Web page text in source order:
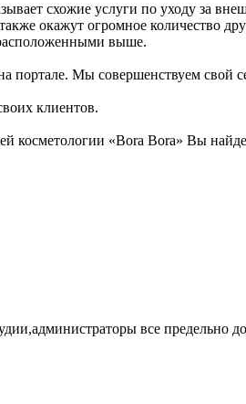
схожие услуги по уходу за
окажут огромное количество
выше.
портале. Мы совершенствуем свой
клиентов.
«Bora Bora» Вы
все предельно